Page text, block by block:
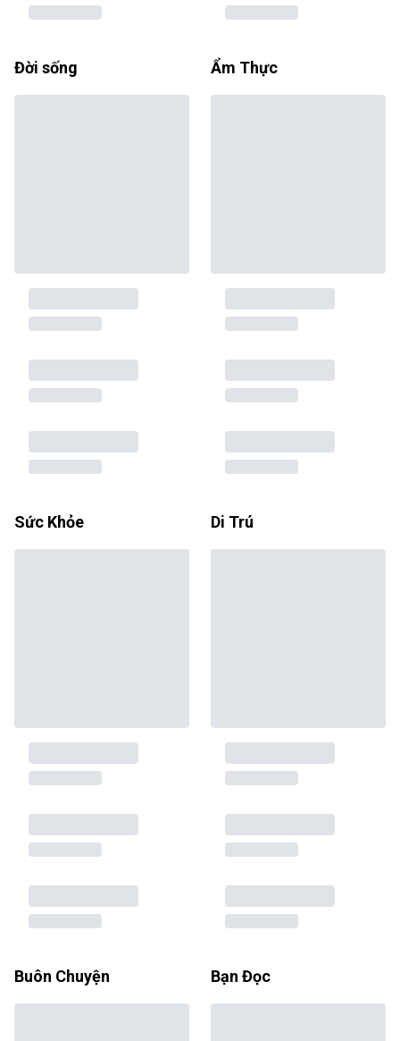
Đời sống Ẩm Thực
Sức Khỏe Di Trú
Buôn Chuyện Bạn Đọc